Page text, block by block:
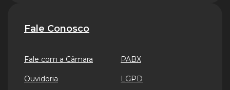
Fale Conosco
Fale com a Câmara
Ouvidoria
PABX
LGPD